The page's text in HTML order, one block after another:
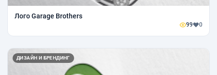
Лого Garage Brothers
99 0
ДИЗАЙН И БРЕНДИНГ